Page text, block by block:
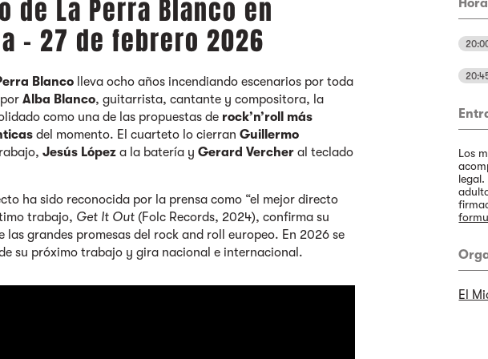
de La Perra Blanco en
- 27 de febrero 2026
Blanco lleva ocho años incendiando escenarios por toda
porAlba Blanco, guitarrista, cantante y compositora, la
como una de las propuestas de rock’n’roll más
del momento. El cuarteto lo cierranGuillermo
Jesús Lópeza la batería yGerard Vercher al teclado
ha sido reconocida por la prensa como “el mejor directo
trabajo, Get It Out (Folc Records, 2024), confirma su
las grandes promesas del rock and roll europeo. En 2026 se
su próximo trabajo y gira nacional e internacional.
Los
El